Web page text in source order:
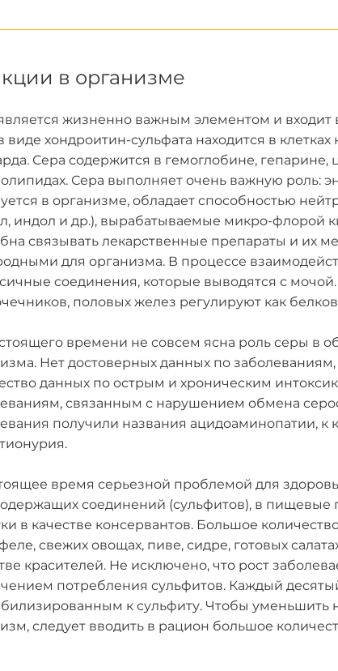
в организме
жизненно важным элементом и входит
виде хондроитин-сульфата находится в клетках
Сера содержится в гемоглобине, гепарине,
Сера выполняет очень важную роль:
в организме, обладает способностью
индол и др.), вырабатываемые микро-флорой
связывать лекарственные препараты и их
для организма. В процессе
соединения, которые выводятся с
половых желез регулируют как
времени не совсем ясна роль серы в
Нет достоверных данных по
данных по острым и хроническим
связанным с нарушением обмена
получили названия ацидоаминопатии, к
время серьезной проблемой для
соединений (сульфитов), в пищевые
в качестве консервантов. Большое
свежих овощах, пиве, сидре, готовых
красителей. Не исключено, что рост
потребления сульфитов. Каждый
к сульфиту. Чтобы уменьшить
следует вводить в рацион большое